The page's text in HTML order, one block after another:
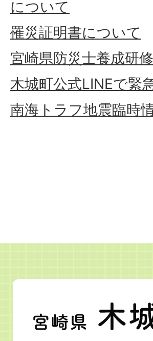
について
罹災証明書について
宮崎県防災士養成研
木城町公式LINEで緊
南海トラフ地震臨時
宮
崎